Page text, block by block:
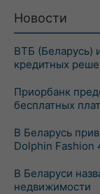
Новости
ВТБ (Беларусь)
кредитных
Приорбанк
бесплатных
В Беларусь
Dolphin Fashion
В Беларуси
недвижимости